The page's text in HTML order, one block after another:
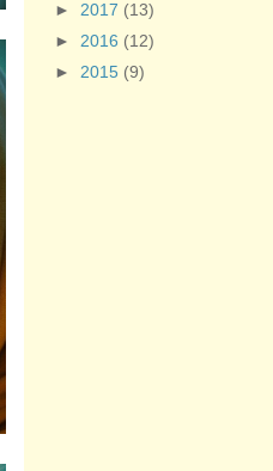
► 2017 (13)
► 2016 (12)
► 2015 (9)